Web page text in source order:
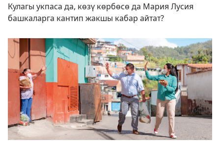
Кулагы укпаса да, көзү көрбөсө да Мария Лусия
башкаларга кантип жакшы кабар айтат?